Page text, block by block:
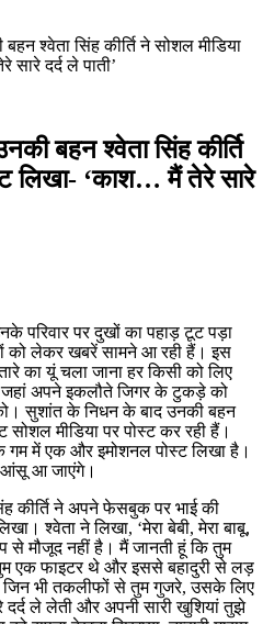
श्वेता सिंह कीर्ति ने सोशल मीडिया
दर्द ले पाती’
बहन श्वेता सिंह कीर्ति
लिखा- ‘काश… मैं तेरे सारे
परिवार पर दुखों का पहाड़ टूट पड़ा
को लेकर खबरें सामने आ रही हैं। इस
का यूं चला जाना हर किसी को लिए
जहां अपने इकलौते जिगर के टुकड़े को
सुशांत के निधन के बाद उनकी बहन
सोशल मीडिया पर पोस्ट कर रही हैं।
गम में एक और इमोशनल पोस्ट लिखा है।
आंसू आ जाएंगे।
कीर्ति ने अपने फेसबुक पर भाई की
श्वेता ने लिखा, ‘मेरा बेबी, मेरा बाबू,
से मौजूद नहीं है। मैं जानती हूं कि तुम
एक फाइटर थे और इससे बहादुरी से लड़
भी तकलीफों से तुम गुजरे, उसके लिए
ले लेती और अपनी सारी खुशियां तुझे